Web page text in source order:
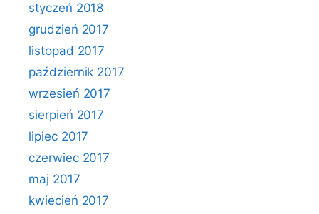
styczeń 2018
grudzień 2017
listopad 2017
październik 2017
wrzesień 2017
sierpień 2017
lipiec 2017
czerwiec 2017
maj 2017
kwiecień 2017